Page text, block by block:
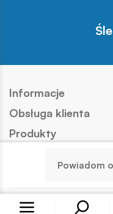
Powiadom
Informacje
Obsługa klienta
Produkty
Nasze marki
Copyright © COBI SA